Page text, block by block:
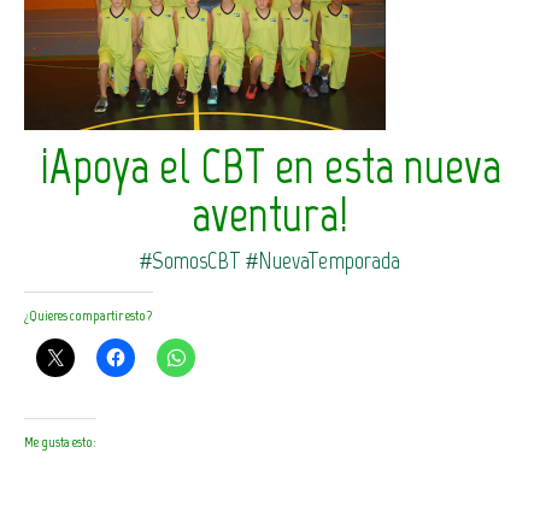
¡Apoya el CBT en esta nueva
aventura!
‪#‎SomosCBT‬ ‪#‎NuevaTemporada‬
¿Quieres compartir esto?
Me gusta esto: